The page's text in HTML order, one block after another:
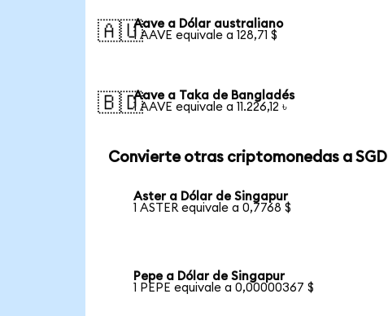
🇦🇺Aave a Dólar australiano
1 AAVE equivale a 128,71 $
🇧🇩Aave a Taka de Bangladés
1 AAVE equivale a 11.226,12 ৳
Convierte otras criptomonedas a SGD
Aster a Dólar de Singapur
1 ASTER equivale a 0,7768 $
Pepe a Dólar de Singapur
1 PEPE equivale a 0,00000367 $